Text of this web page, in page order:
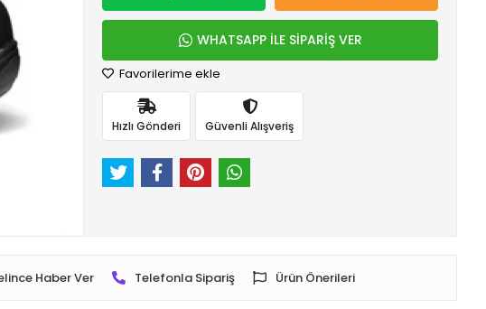
WHATSAPP İLE SİPARİŞ VER
Favorilerime ekle
Hızlı Gönderi Güvenli Alışveriş
Haber Ver Telefonla Sipariş Ürün Önerileri